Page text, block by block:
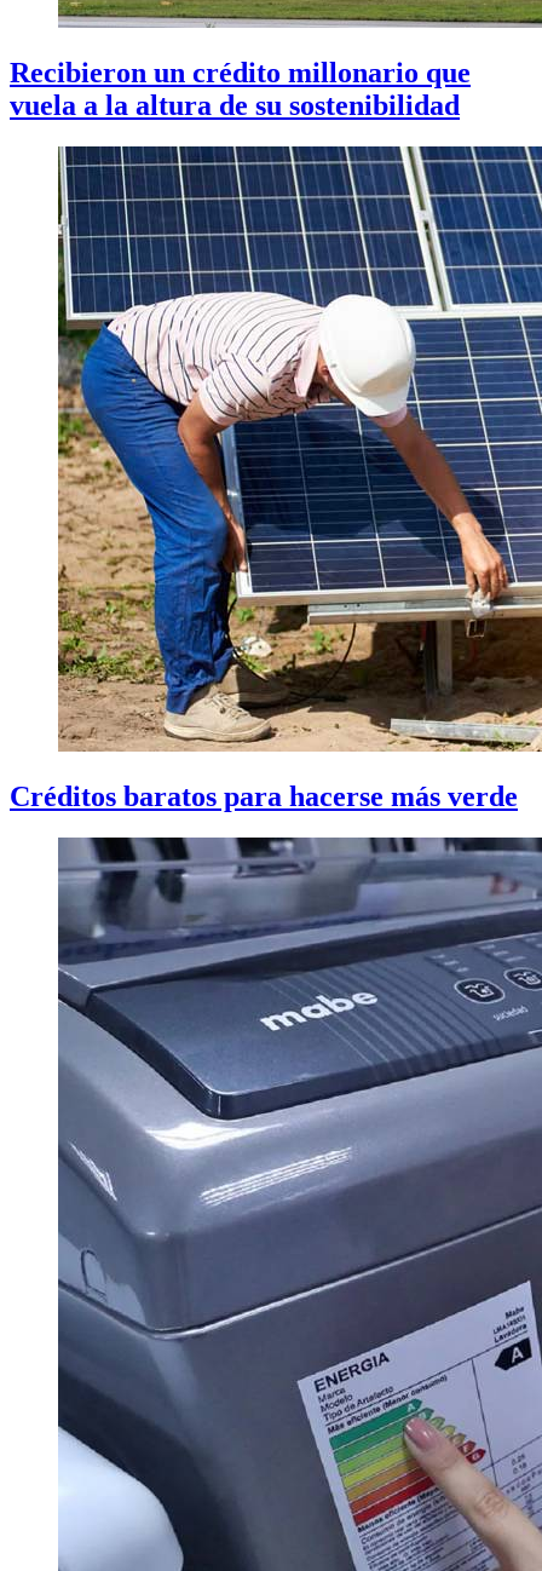
Recibieron un crédito millonario que
vuela a la altura de su sostenibilidad
Créditos baratos para hacerse más verde